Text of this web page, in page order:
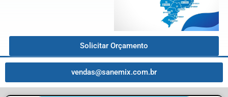
Solicitar Orçamento
vendas@sanemix.com.br